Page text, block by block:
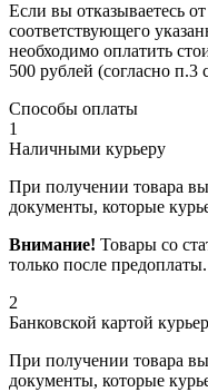
Если вы отказываетесь
соответствующего
необходимо оплатить
500 рублей (согласно
Способы оплаты
1
Наличными курьеру
При получении товара
документы, которые
Внимание! Товары со
только после предоплаты.
2
Банковской картой
При получении товара
документы, которые